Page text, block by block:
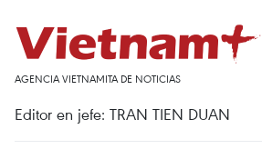
AGENCIA VIETNAMITA DE NOTICIAS
Editor en jefe: TRAN TIEN DUAN